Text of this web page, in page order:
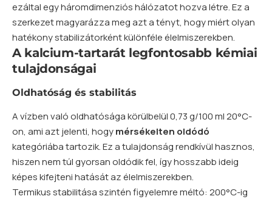
ezáltal egy háromdimenziós hálózatot hozva létre. Ez a
szerkezet magyarázza meg azt a tényt, hogy miért olyan
hatékony stabilizátorként különféle élelmiszerekben.
A kalcium-tartarát legfontosabb kémiai
tulajdonságai
Oldhatóság és stabilitás
A vízben való oldhatósága körülbelül 0,73 g/100 ml 20°C-
on, ami azt jelenti, hogymérsékelten oldódó
kategóriába tartozik. Ez a tulajdonság rendkívül hasznos,
hiszen nem túl gyorsan oldódik fel, így hosszabb ideig
képes kifejteni hatását az élelmiszerekben.
Termikus stabilitása szintén figyelemre méltó: 200°C-ig